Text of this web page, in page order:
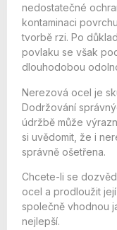
nedostatečné
kontaminaci
tvorbě rzi. Po
povlaku se však
dlouhodobou
Nerezová ocel je
Dodržování
údržbě může
si uvědomit, že i
správně ošetřena.
Chcete-li se
ocel a prodloužit
společně vhodnou
nejlepší.